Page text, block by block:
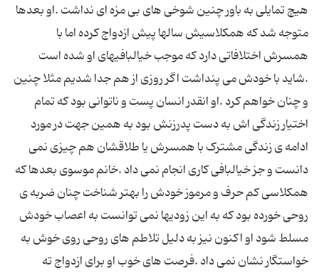
هیچ تمایلی به باور چنین شوخی های بی مزه ای نداشت .او بعدها
متوجه شد که همکلاسیش سالها پیش ازدواج کرده اما با
همسرش اختلافاتی دارد که موجب خیالبافیهای او شده است
.شاید با خودش می پنداشت اگر روزی از هم جدا شدیم مثلا چنین
و چنان خواهم کرد .او انقدر انسان پست و ناتوانی بود که تمام
اختیار زندگی اش به دست پدرزنش بود به همین جهت در مورد
ادامه ی زندگی مشترک با همسرش یا طلاقشان هم چیزی نمی
دانست و جز خیالبافی کاری انجام نمی داد .خانم موسوی بعدها که
همکلاسی کم حرف و مرموز خودش را بهتر شناخت چنان ضربه ی
روحی خورده بود که به این زودیها نمی توانست به اعصاب خودش
مسلط شود او اکنون نیز به دلیل تلاطم های روحی روی خوش به
خواستگار نشان نمی داد .فرصت های خوب او برای ازدواج ته